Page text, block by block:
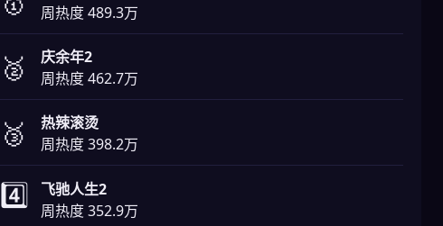
周热度 489.3万
🥈
庆余年2
周热度 462.7万
🥉
热辣滚烫
周热度 398.2万
4️⃣
飞驰人生2
周热度 352.9万